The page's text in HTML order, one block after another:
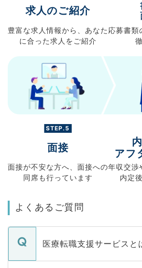
求人のご紹介
豊富な求人情報から、 あなた
に合った求人を ご紹介
応募書類
STEP.5
面接
面接が不安な方へ、 面接への
同席も行っています
アフ
年収交渉
内定
よくあるご質問
医療転職支援サービスと